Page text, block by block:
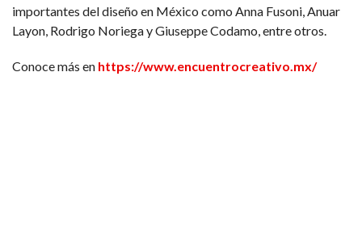
importantes del diseño en México como Anna Fusoni, Anuar
Layon, Rodrigo Noriega y Giuseppe Codamo, entre otros.
Conoce más en https://www.encuentrocreativo.mx/